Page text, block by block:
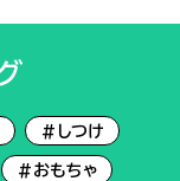
#しつけ
#おもちゃ